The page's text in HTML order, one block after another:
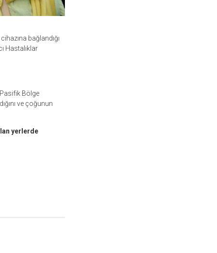
bağlandığı
Hastalıklar
Pasifik Bölge
ve çoğunun
yerlerde